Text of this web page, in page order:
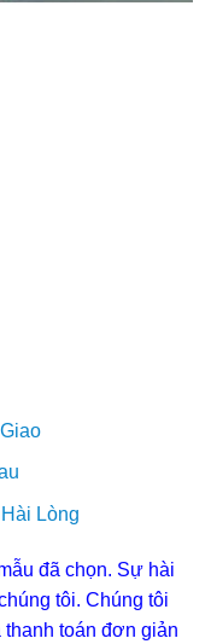
Lòng
đã chọn. Sự hài
tôi. Chúng tôi
toán đơn giản